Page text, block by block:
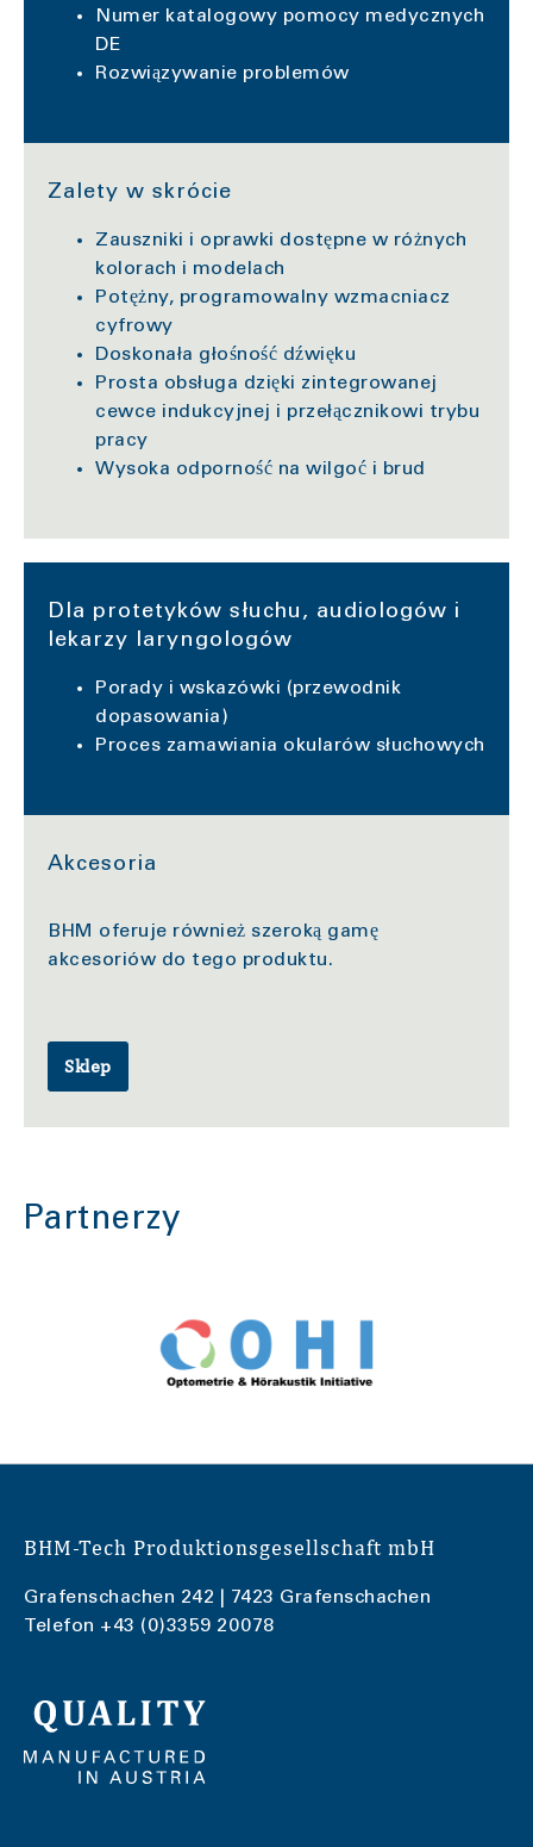
Numer katalogowy pomocy medycznych
DE
Rozwiązywanie problemów
Zalety w skrócie
Zauszniki i oprawki dostępne w różnych
kolorach i modelach
Potężny, programowalny wzmacniacz
cyfrowy
Doskonała głośność dźwięku
Prosta obsługa dzięki zintegrowanej
cewce indukcyjnej i przełącznikowi trybu
pracy
Wysoka odporność na wilgoć i brud
Dla protetyków słuchu, audiologów i
lekarzy laryngologów
Porady i wskazówki (przewodnik
dopasowania)
Proces zamawiania okularów słuchowych
Akcesoria
BHM oferuje również szeroką gamę
akcesoriów do tego produktu.
Sklep
Partnerzy
BHM-Tech Produktionsgesellschaft mbH
Grafenschachen 242 | 7423 Grafenschachen
Telefon +43 (0)3359 20078